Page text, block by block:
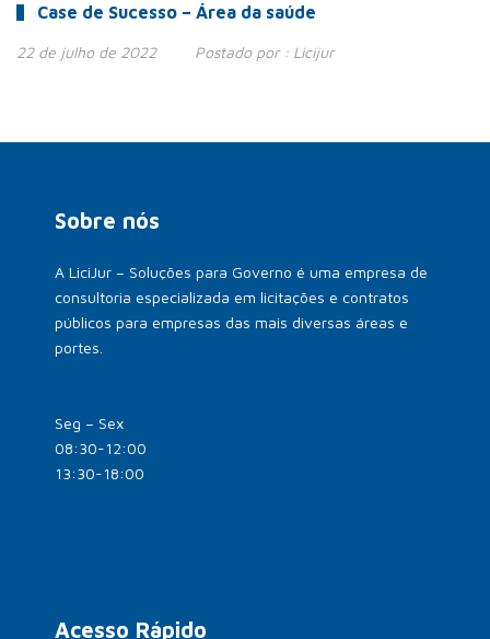
Case de Sucesso – Área da saúde
22 de julho de 2022 Postado por : Licijur
Sobre nós
A LiciJur – Soluções para Governo é uma empresa de
consultoria especializada em licitações e contratos
públicos para empresas das mais diversas áreas e
portes.
Seg – Sex
08:30-12:00
13:30-18:00
Acesso Rápido